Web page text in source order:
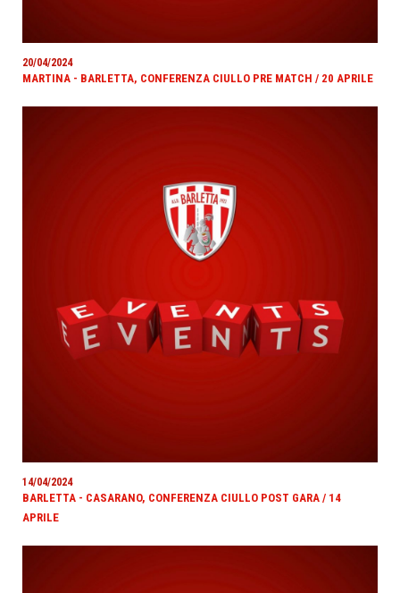
20/04/2024
MARTINA - BARLETTA, CONFERENZA CIULLO PRE MATCH / 20 APRILE
14/04/2024
BARLETTA - CASARANO, CONFERENZA CIULLO POST GARA / 14
APRILE